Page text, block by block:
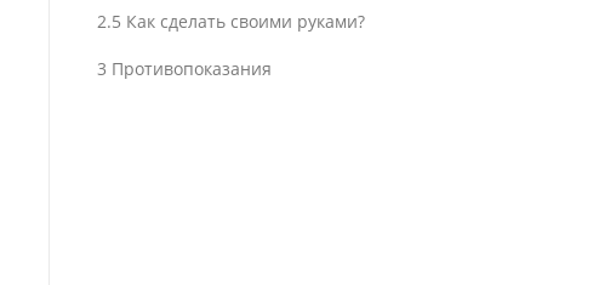
2.5 Как сделать своими руками?
3 Противопоказания